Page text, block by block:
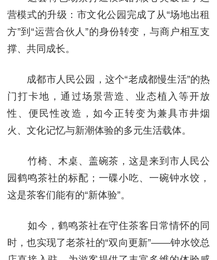
营模式的升级：市文化公园完成了从“场地出租
方”到“运营合伙人”的身份转变，与商户相互支
撑、共同成长。
成都市人民公园，这个“老成都慢生活”的热
门打卡地，通过场景营造、业态植入等开放
性、便民性改造，如今正转变为兼具市井烟
火、文化记忆与新潮体验的多元生活载体。
竹椅、木桌、盖碗茶，这是来到市人民公
园鹤鸣茶社的标配；一碟小吃、一碗钟水饺，
这是茶客们能有的“新体验”。
如今，鹤鸣茶社在守住茶客日常情怀的同
时，也实现了老茶社的“双向更新”——钟水饺总